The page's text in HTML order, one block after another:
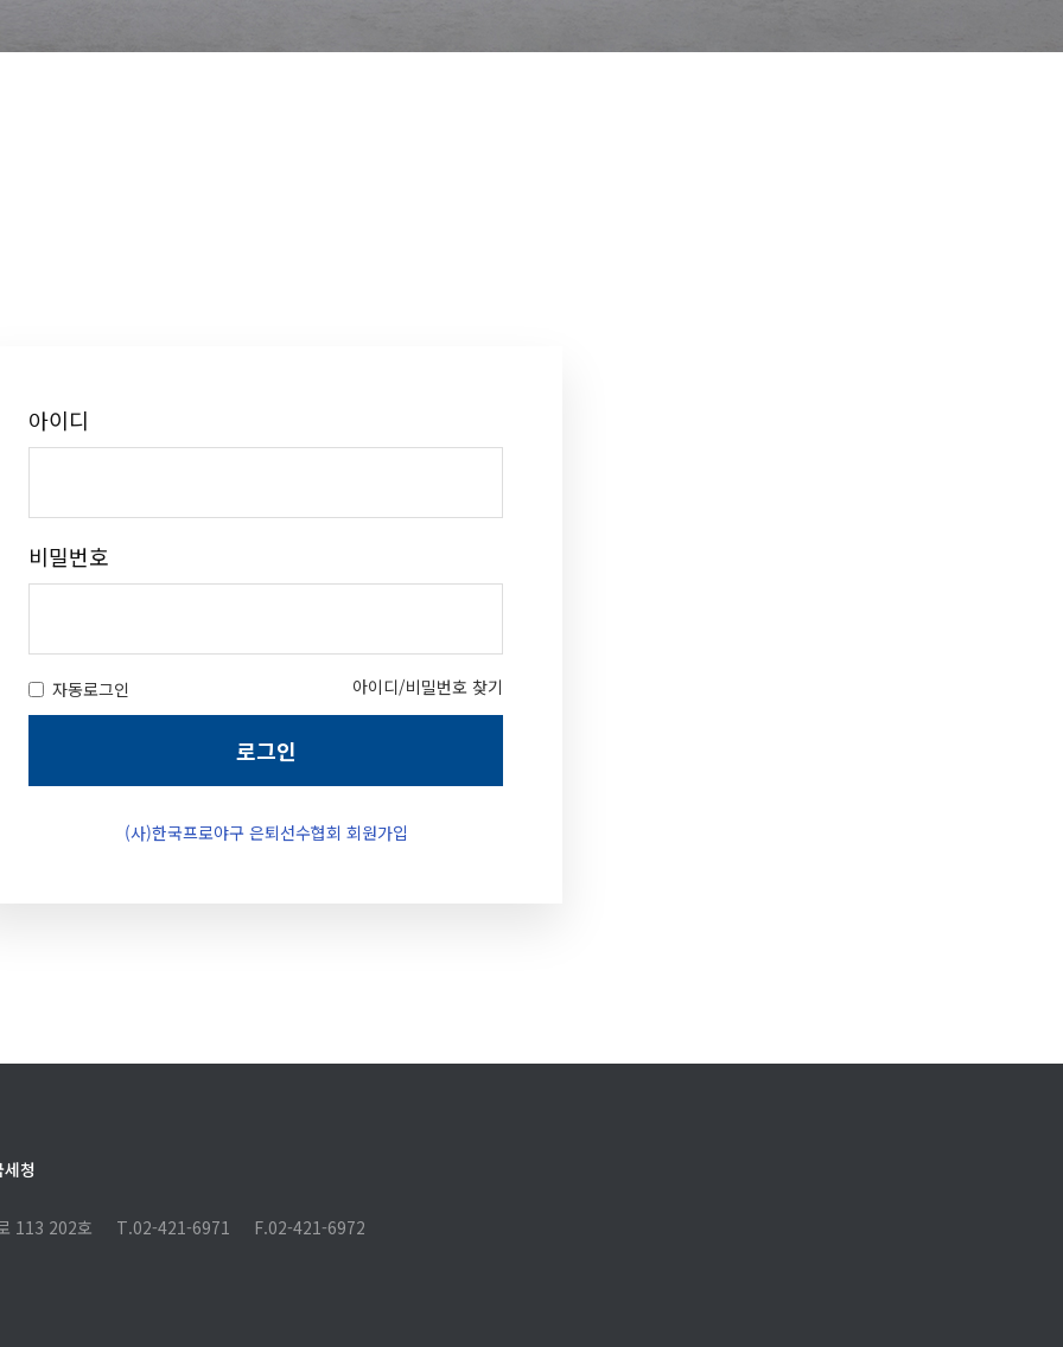
아이디
비밀번호
자동로그인 아이디/비밀번호 찾기
로그인
(사)한국프로야구 은퇴선수협회 회원가입
세청
113 202호 T.02-421-6971 F.02-421-6972